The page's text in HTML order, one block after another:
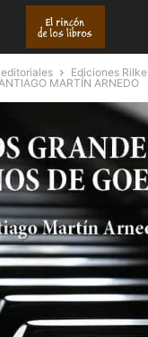
Ediciones Rilke
MARTÍN ARNEDO